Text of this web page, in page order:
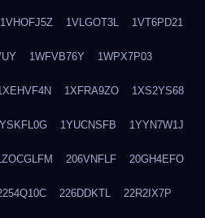
1VHOFJ5Z 1VLGOT3L 1VT6PD21
1WFVB76Y 1WPX7P03
1XFRA9ZO 1XS2YS68
1YUCNSFB 1YYN7W1J
206VNFLF 20GH4EFO
226DDKTL 22R2IX7P